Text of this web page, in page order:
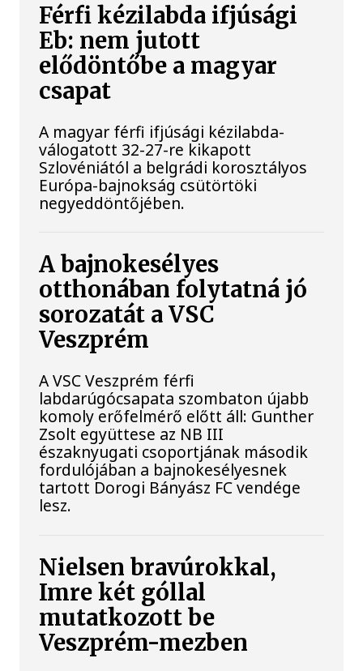
Férfi kézilabda ifjúsági
Eb: nem jutott
elődöntőbe a magyar
csapat
A magyar férfi ifjúsági kézilabda-
válogatott 32-27-re kikapott
Szlovéniától a belgrádi korosztályos
Európa-bajnokság csütörtöki
negyeddöntőjében.
A bajnokesélyes
otthonában folytatná jó
sorozatát a VSC
Veszprém
A VSC Veszprém férfi
labdarúgócsapata szombaton újabb
komoly erőfelmérő előtt áll: Gunther
Zsolt együttese az NB III
északnyugati csoportjának második
fordulójában a bajnokesélyesnek
tartott Dorogi Bányász FC vendége
lesz.
Nielsen bravúrokkal,
Imre két góllal
mutatkozott be
Veszprém-mezben